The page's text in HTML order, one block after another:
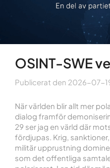
OSINT-SWE
Publicerat den 2026-07-
När världen blir allt mer
dialog framför
29 ser jag en värld där
fördjupas. Krig,
militär upprustning
som det offentliga